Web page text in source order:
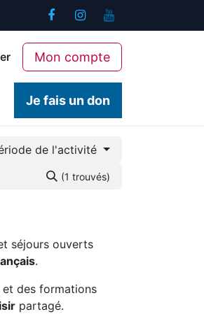
Mon compte
Je fais un don
de l'activité
(1 trouvés)
séjours ouverts
.
et des formations
partagé.